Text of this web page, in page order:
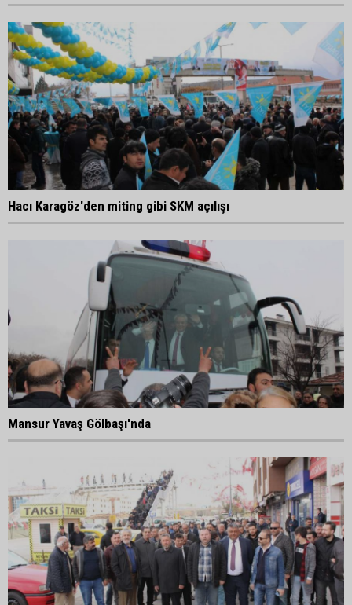
Hacı Karagöz'den miting gibi SKM açılışı
Mansur Yavaş Gölbaşı'nda